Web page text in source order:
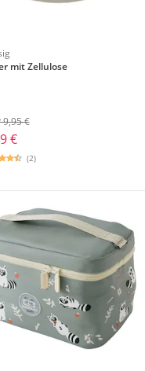
mit Zellulose
€
9,95 €
(2)